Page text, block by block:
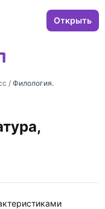
Открыть
/ Филология.